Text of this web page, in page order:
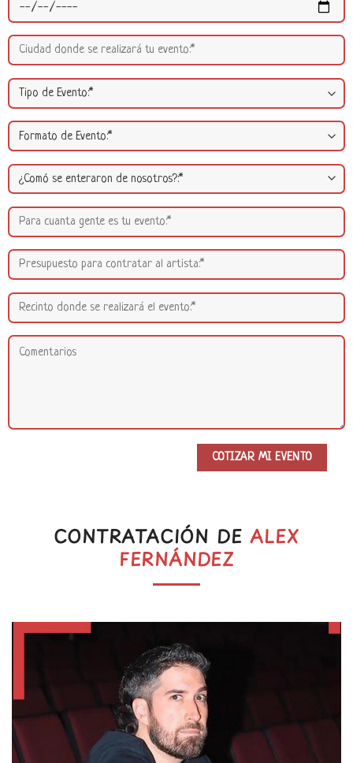
CONTRATACIÓN DE ALEX
FERNÁNDEZ